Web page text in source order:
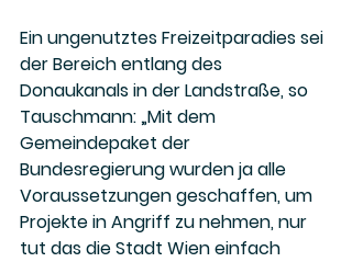
Ein ungenutztes Freizeitparadies sei
der Bereich entlang des
Donaukanals in der Landstraße, so
Tauschmann: „Mit dem
Gemeindepaket der
Bundesregierung wurden ja alle
Voraussetzungen geschaffen, um
Projekte in Angriff zu nehmen, nur
tut das die Stadt Wien einfach